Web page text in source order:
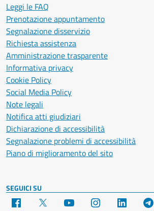
Leggi le FAQ
Prenotazione appuntamento
Segnalazione disservizio
Richiesta assistenza
Amministrazione trasparente
Informativa privacy
Cookie Policy
Social Media Policy
Note legali
Notifica atti giudiziari
Dichiarazione di accessibilità
Segnalazione problemi di accessibilità
Piano di miglioramento del sito
SEGUICI SU
Facebook YouTube Instagram LinkedIn